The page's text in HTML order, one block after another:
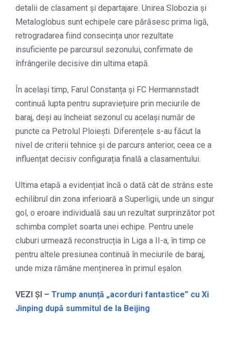
detalii de clasament și departajare. Unirea Slobozia și
Metaloglobus sunt echipele care părăsesc prima ligă,
retrogradarea fiind consecința unor rezultate
insuficiente pe parcursul sezonului, confirmate de
înfrângerile decisive din ultima etapă.
În același timp, Farul Constanța și FC Hermannstadt
continuă lupta pentru supraviețuire prin meciurile de
baraj, deși au încheiat sezonul cu același număr de
puncte ca Petrolul Ploiești. Diferențele s-au făcut la
nivel de criterii tehnice și de parcurs anterior, ceea ce a
influențat decisiv configurația finală a clasamentului.
Ultima etapă a evidențiat încă o dată cât de strâns este
echilibrul din zona inferioară a Superligii, unde un singur
gol, o eroare individuală sau un rezultat surprinzător pot
schimba complet soarta unei echipe. Pentru unele
cluburi urmează reconstrucția în Liga a II-a, în timp ce
pentru altele presiunea continuă în meciurile de baraj,
unde miza rămâne menținerea în primul eșalon.
VEZI ȘI – Trump anunță „acorduri fantastice” cu Xi
Jinping după summitul de la Beijing